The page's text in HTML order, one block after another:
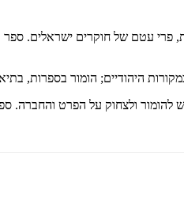
עטם של חוקרים ישראלים. ספר
היהודיים; הומור בספרות,
ולצחוק על הפרט והחברה.